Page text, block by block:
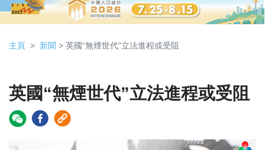
主頁 新聞 > 英國“無煙世代”立法進程或受阻
英國“無煙世代”立法進程或受阻